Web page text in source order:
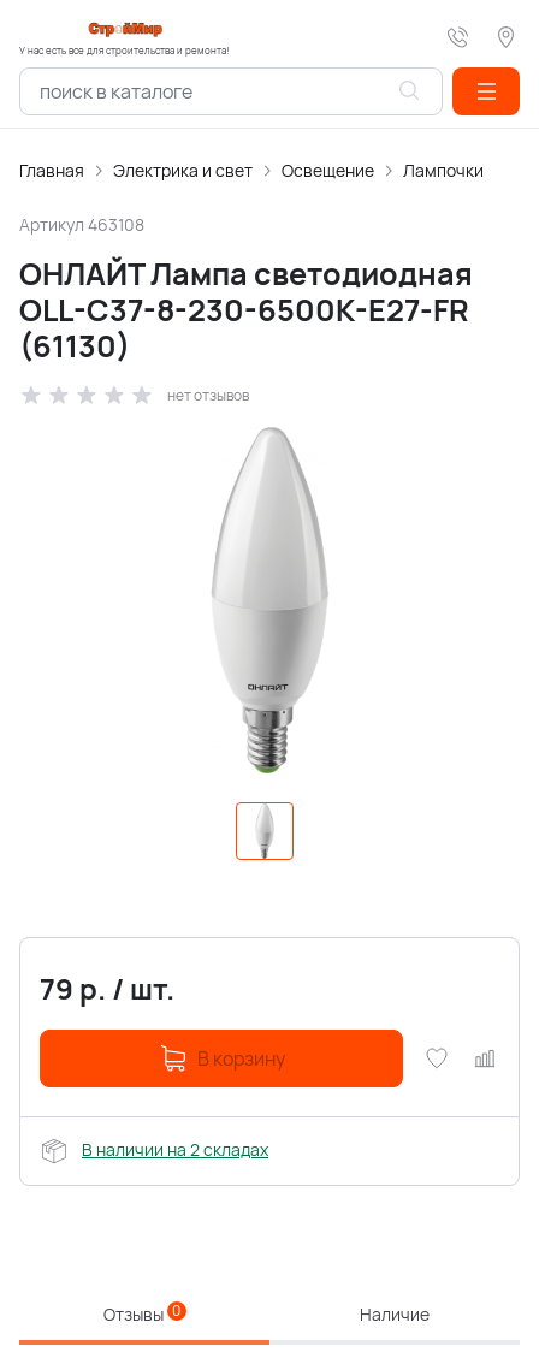
У нас есть все для строительства и ремонта!
Главная Электрика и свет Освещение Лампочки
Артикул 463108
ОНЛАЙТ Лампа светодиодная
OLL-C37-8-230-6500K-E27-FR
(61130)
нет отзывов
79 р. / шт.
В корзину
В наличии на 2 складах
Отзывы 0 Наличие